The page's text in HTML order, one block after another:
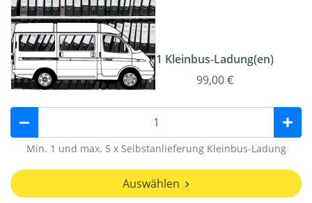
1 Kleinbus-Ladung(en)
99,00 €
Min. 1 und max. 5 x Selbstanlieferung Kleinbus-Ladung
Auswählen